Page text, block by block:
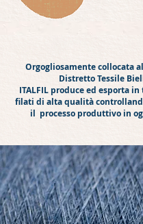
Orgogliosamente collocata
Distretto Tessile
ITALFIL produce ed esporta
filati di alta qualità
il processo produttivo in